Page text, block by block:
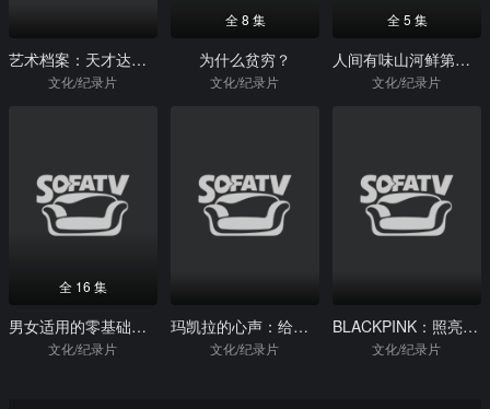
艺术档案：天才达芬奇
文化/纪录片
全 8 集
为什么贫穷？
文化/纪录片
全 5 集
人间有味山河鲜第二季
文化/纪录片
全 16 集
男女适用的零基础减脂塑形
文化/纪录片
玛凯拉的心声：给世界的信
文化/纪录片
BLACKPINK：照亮天空
文化/纪录片